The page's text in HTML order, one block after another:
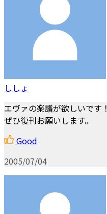
ししょ
エヴァの楽譜が欲しいです！
ぜひ復刊お願いします。
Good
2005/07/04